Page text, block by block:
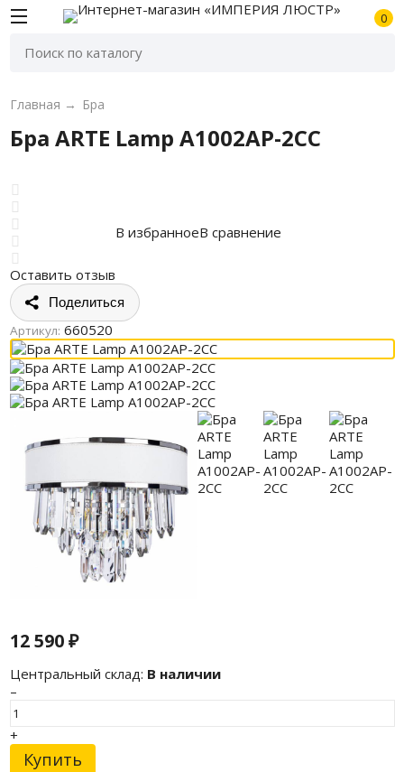
0
Главная → Бра
Бра ARTE Lamp A1002AP-2CC
Оставить отзыв
В избранноеВ сравнение
Поделиться
Артикул: 660520
12 590₽
Центральный склад: В наличии
–
+
Купить